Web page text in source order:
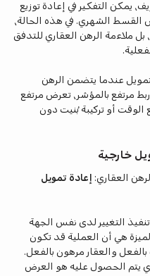
يمكن التفكير في إعادة توزيع
الشهري. في هذه الحالة،
بل ملاءمة الرهن العقاري للتدفق
عندما يتضمن الرهن
مرتفع بالمؤشر، تعرض مرتفع
الوقت أو تركيبة بُنيت دون
خارجية
العقاري:
إعادة تمويل
التغيير لدى نفس الجهة
الميزة هي أن العملية قد تكون
والعقار مرهون بالفعل.
يتم الحصول عليه هو العرض